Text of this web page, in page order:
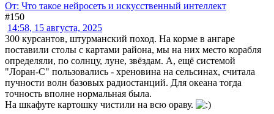
От: Что такое нейросеть и искусственный интеллект
#150
14:58, 15 августа, 2025
300 курсантов, штурманский поход. На корме в ангаре
поставили столы с картами района, мы на них место корабля
определяли, по солнцу, луне, звёздам. А, ещё системой
"Лоран-С" пользовались - хреновина на сельсинах, считала
пучности волн базовых радиостанций. Для океана тогда
точность вполне нормальная была.
На шкафуте картошку чистили на всю ораву.